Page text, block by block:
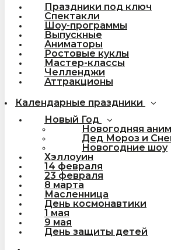
Праздники под ключ
Спектакли
Шоу-программы
Выпускные
Аниматоры
Ростовые куклы
Мастер-классы
Челленджи
Аттракционы
Календарные праздники
Новый Год
Новогодняя
Дед Мороз и
Новогодние шоу
Хэллоуин
14 февраля
23 февраля
8 марта
Масленница
День космонавтики
1 мая
9 мая
День защиты детей